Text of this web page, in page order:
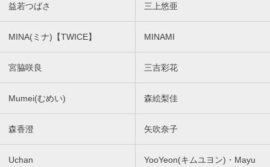
益若つばさ 三上悠亜
MINA(ミナ)【TWICE】 MINAMI
宮脇咲良 三吉彩花
Mumei(むめい) 森絵梨佳
森香澄 矢吹奈子
Uchan
YooYeon(キムユヨン)・Mayu